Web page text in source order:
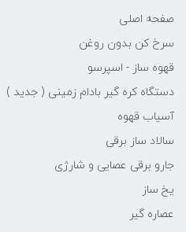
صفحه اصلی
سرخ کن بدون روغن
قهوه ساز - اسپرسو
دستگاه کره گیر بادام زمینی ( جدید )
آسیاب قهوه
سالاد ساز برقی
جارو برقی عصایی و شارژی
یخ ساز
عصاره گیر